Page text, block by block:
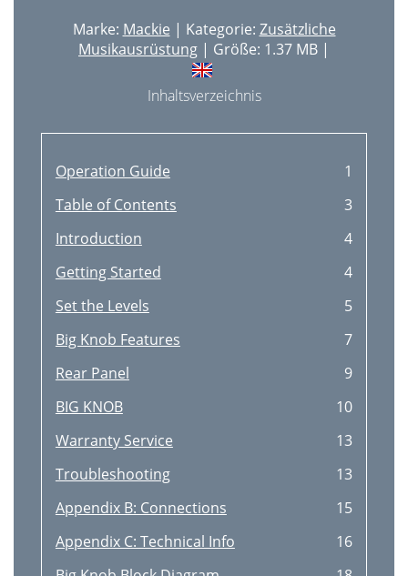
Marke: Mackie | Kategorie: Zusätzliche
Musikausrüstung | Größe: 1.37 MB |
Inhaltsverzeichnis
Operation Guide
1
Table of Contents
3
Introduction
4
Getting Started
4
Set the Levels
5
Big Knob Features
7
Rear Panel
9
BIG KNOB
10
Warranty Service
13
Troubleshooting
13
Appendix B: Connections
15
Appendix C: Technical Info
16